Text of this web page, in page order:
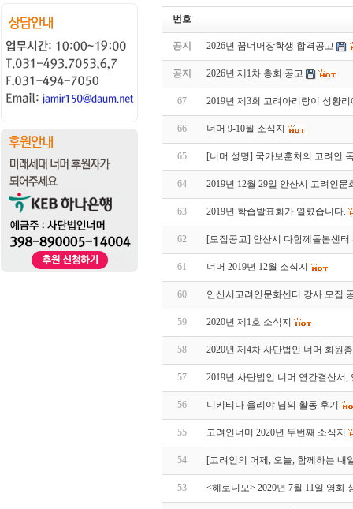
번호
공지 2026년 꿈너머장학생 합격공고
공지 2026년 제1차 총회 공고
67 2019년 제3회 고려아리랑이 성황
66 너머 9-10월 소식지
65 [너머 성명] 국가보훈처의 고려인
64 2019년 12월 29일 안산시 고려인
63 2019년 학습발표회가 열렸습니다.
62 [모집공고] 안산시 다함께돌봄센
61 너머 2019년 12월 소식지
60 안산시고려인문화센터 강사 모집
59 2020년 제1호 소식지
58 2020년 제4차 사단법인 너머 회원
57 2019년 사단법인 너머 연간결산서
56 니키티나 율리야 님의 활동 후기
55 고려인너머 2020년 두번째 소식지
54 [고려인의 어제, 오늘, 함께하는
53 <헤로니모> 2020년 7월 11일 영